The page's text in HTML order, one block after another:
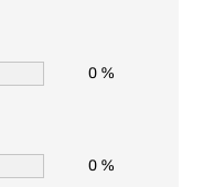
0 %
0 %